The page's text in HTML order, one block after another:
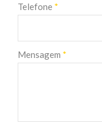
Telefone *
Mensagem *